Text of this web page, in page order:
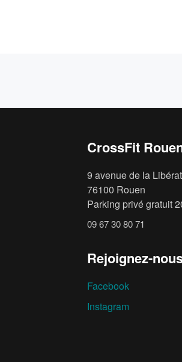
CrossFit
9 avenue de la
76100 Rouen
Parking privé gratuit
09 67 30 80 71
Rejoignez-
Facebook
Instagram